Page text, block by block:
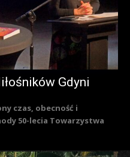
Gdyni
czas, obecność i
50-lecia Towarzystwa